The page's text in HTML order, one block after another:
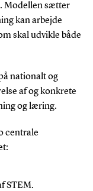
Modellen sætter
kan arbejde
skal udvikle både
nationalt og
af og konkrete
og læring.
centrale
STEM.